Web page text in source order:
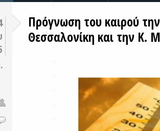
Πρόγνωση του καιρού
Θεσσαλονίκη και την Κ.